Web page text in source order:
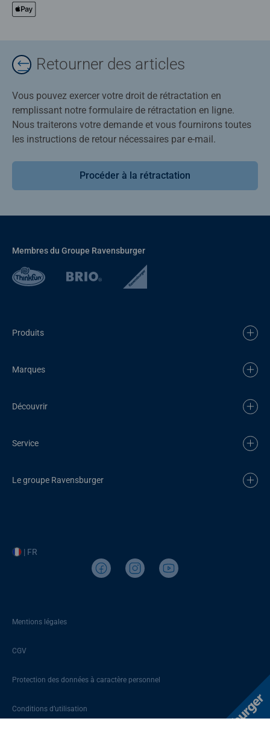
Retourner des articles
Vous pouvez exercer votre droit de rétractation en
remplissant notre formulaire de rétractation en ligne.
Nous traiterons votre demande et vous fournirons toutes
les instructions de retour nécessaires par e-mail.
Procéder à la rétractation
Membres du Groupe Ravensburger
Produits
Marques
Découvrir
Service
Le groupe Ravensburger
| FR
Mentions légales
CGV
Protection des données à caractère personnel
Conditions d’utilisation